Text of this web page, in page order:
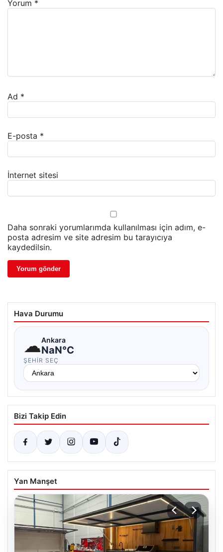
Yorum *
Ad *
E-posta *
İnternet sitesi
Daha sonraki yorumlarımda kullanılması için adım, e-
posta adresim ve site adresim bu tarayıcıya
kaydedilsin.
Hava Durumu
☁Ankara
NaN°C
ŞEHIR SEÇ
Bizi Takip Edin
Yan Manşet